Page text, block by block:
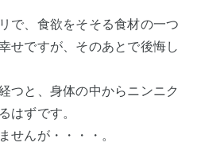
で、食欲をそそる食材の一つ
せですが、そのあとで後悔し
つと、身体の中からニンニク
はずです。
せんが・・・・。